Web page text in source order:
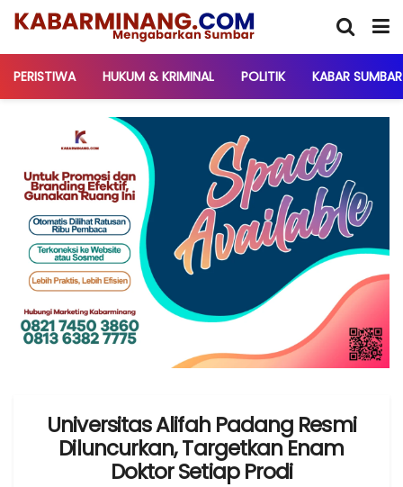
PERISTIWA HUKUM & KRIMINAL POLITIK KABAR SUMBAR
Universitas Alifah Padang Resmi
Diluncurkan, Targetkan Enam
Doktor Setiap Prodi